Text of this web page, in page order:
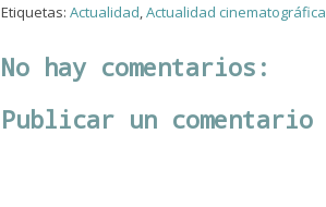
Etiquetas: Actualidad,Actualidad cinematográfica
No hay comentarios:
Publicar un comentario